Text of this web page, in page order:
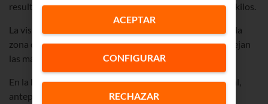
resultado final se ocupa un gran martillo de más de 300 kilos.
La visita comienza en la sala de los fuelles y continúa en la
zona de trabajo, donde ferrones vestidos de época manejan
las máquinas y hacen una demostración de forja.
En la Ferrería de Mirandaolano falta ni un detalle: canal,
antepara, ruedas, fuelle, yunque o martinete ejercen su
CONFIGURAR
RECHAZAR
ACEPTAR